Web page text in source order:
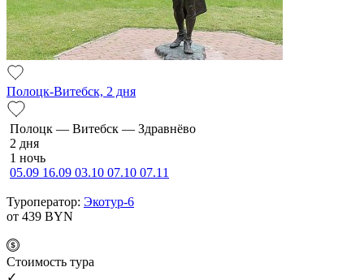
Полоцк-Витебск, 2 дня
По­лоцк — Ви­тебск — Здравнёво
2 дня
1 ночь
05.09 16.09 03.10 07.10 07.11
Туроператор: Экотур-6
от 439 BYN
Cтоимость тура
✓